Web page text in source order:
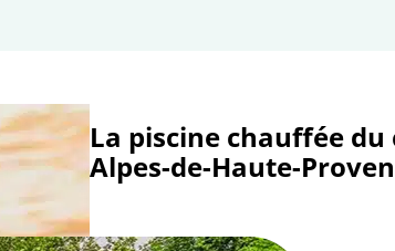
La piscine chauffée
Alpes-de-Haute-